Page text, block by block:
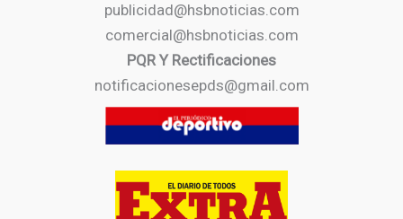
publicidad@hsbnoticias.com
comercial@hsbnoticias.com
PQR Y Rectificaciones
notificacionesepds@gmail.com